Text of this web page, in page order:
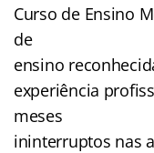
Curso de Ensino
de
ensino
experiência
meses
ininterruptos nas